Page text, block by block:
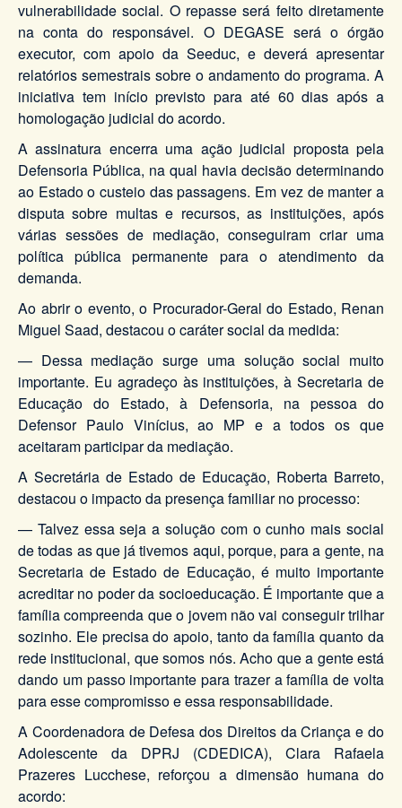
vulnerabilidade social. O repasse será feito diretamente
na conta do responsável. O DEGASE será o órgão
executor, com apoio da Seeduc, e deverá apresentar
relatórios semestrais sobre o andamento do programa. A
iniciativa tem início previsto para até 60 dias após a
homologação judicial do acordo.
A assinatura encerra uma ação judicial proposta pela
Defensoria Pública, na qual havia decisão determinando
ao Estado o custeio das passagens. Em vez de manter a
disputa sobre multas e recursos, as instituições, após
várias sessões de mediação, conseguiram criar uma
política pública permanente para o atendimento da
demanda.
Ao abrir o evento, o Procurador-Geral do Estado, Renan
Miguel Saad, destacou o caráter social da medida:
— Dessa mediação surge uma solução social muito
importante. Eu agradeço às instituições, à Secretaria de
Educação do Estado, à Defensoria, na pessoa do
Defensor Paulo Vinícius, ao MP e a todos os que
aceitaram participar da mediação.
A Secretária de Estado de Educação, Roberta Barreto,
destacou o impacto da presença familiar no processo:
— Talvez essa seja a solução com o cunho mais social
de todas as que já tivemos aqui, porque, para a gente, na
Secretaria de Estado de Educação, é muito importante
acreditar no poder da socioeducação. É importante que a
família compreenda que o jovem não vai conseguir trilhar
sozinho. Ele precisa do apoio, tanto da família quanto da
rede institucional, que somos nós. Acho que a gente está
dando um passo importante para trazer a família de volta
para esse compromisso e essa responsabilidade.
A Coordenadora de Defesa dos Direitos da Criança e do
Adolescente da DPRJ (CDEDICA), Clara Rafaela
Prazeres Lucchese, reforçou a dimensão humana do
acordo: